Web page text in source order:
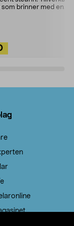
som brinner med en